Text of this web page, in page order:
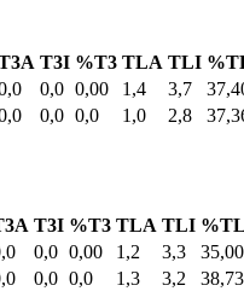
T3I %T3 TLA TLI
0,0 0,00 1,4 3,7
0,0 0,0 1,0 2,8
T3I %T3 TLA TLI
0,0 0,00 1,2 3,3
35,00
0,0 0,0 1,3 3,2 38,73